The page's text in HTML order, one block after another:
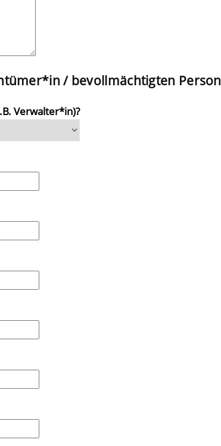
/ bevollmächtigten Person
Verwalter*in)?